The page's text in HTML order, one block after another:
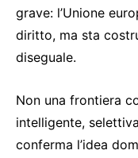
grave: l’Unione
diritto, ma sta
diseguale.
Non una frontiera
intelligente,
conferma l’idea